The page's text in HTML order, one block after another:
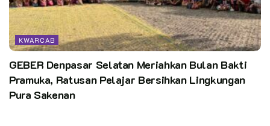
KWARCAB
GEBER Denpasar Selatan Meriahkan Bulan Bakti
Pramuka, Ratusan Pelajar Bersihkan Lingkungan
Pura Sakenan